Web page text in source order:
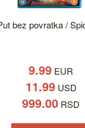
bez povratka /
9.99 EUR
11.99USD
999.00 RSD